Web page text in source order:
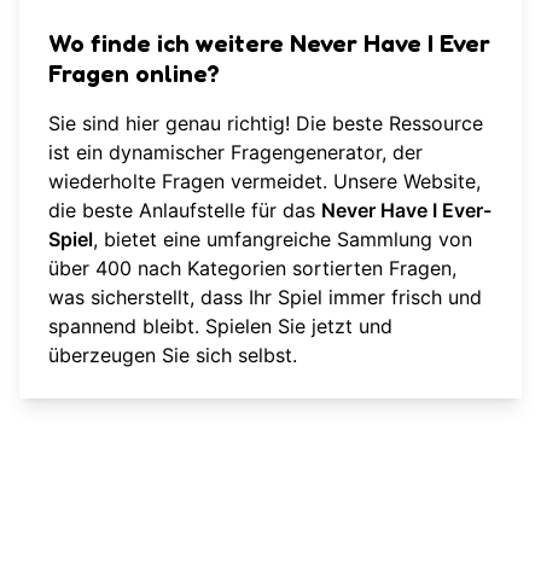
Wo finde ich weitere Never Have I Ever
Fragen online?
Sie sind hier genau richtig! Die beste Ressource
ist ein dynamischer Fragengenerator, der
wiederholte Fragen vermeidet. Unsere Website,
die beste Anlaufstelle für das Never Have I Ever-
Spiel, bietet eine umfangreiche Sammlung von
über 400 nach Kategorien sortierten Fragen,
was sicherstellt, dass Ihr Spiel immer frisch und
spannend bleibt. Spielen Sie jetzt und
überzeugen Sie sich selbst.